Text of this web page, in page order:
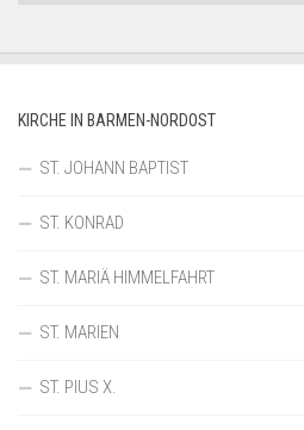
KIRCHE IN BARMEN-NORDOST
ST. JOHANN BAPTIST
ST. KONRAD
ST. MARIÄ HIMMELFAHRT
ST. MARIEN
ST. PIUS X.